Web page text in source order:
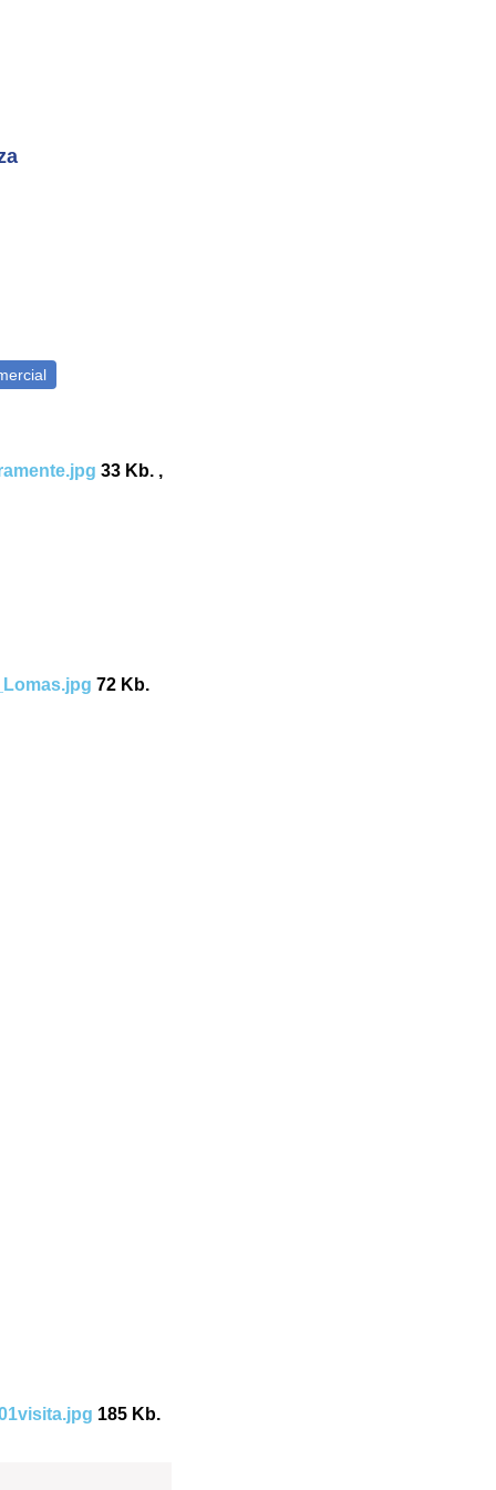
33 Kb. ,
72 Kb.
185 Kb.